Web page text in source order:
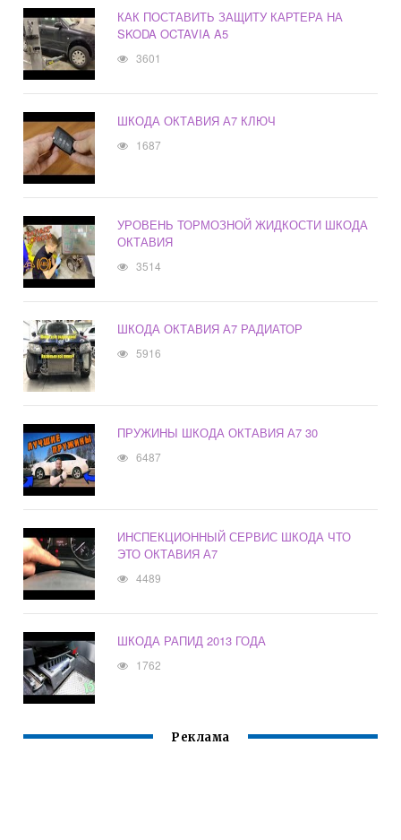
КАК ПОСТАВИТЬ ЗАЩИТУ КАРТЕРА НА
SKODA OCTAVIA A5
3601
ШКОДА ОКТАВИЯ А7 КЛЮЧ
1687
УРОВЕНЬ ТОРМОЗНОЙ ЖИДКОСТИ ШКОДА
ОКТАВИЯ
3514
ШКОДА ОКТАВИЯ А7 РАДИАТОР
5916
ПРУЖИНЫ ШКОДА ОКТАВИЯ А7 30
6487
ИНСПЕКЦИОННЫЙ СЕРВИС ШКОДА ЧТО
ЭТО ОКТАВИЯ А7
4489
ШКОДА РАПИД 2013 ГОДА
1762
Реклама